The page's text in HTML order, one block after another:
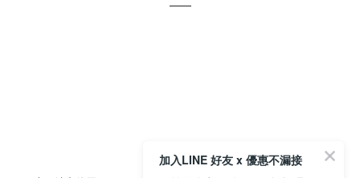
加入LINE 好友 x 優惠不漏接